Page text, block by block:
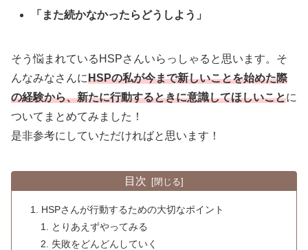
「また続かなかったらどうしよう」
そう悩まれているHSPさんいらっしゃると思います。そ
んなみなさんにHSPの私が今まで新しいことを始めた際
の経験から、新たに行動するときに意識してほしいことに
ついてまとめてみました！
是非参考にしていただければと思います！
目次
HSPさんが行動するための大切なポイント
とりあえずやってみる
失敗をどんどんしていく